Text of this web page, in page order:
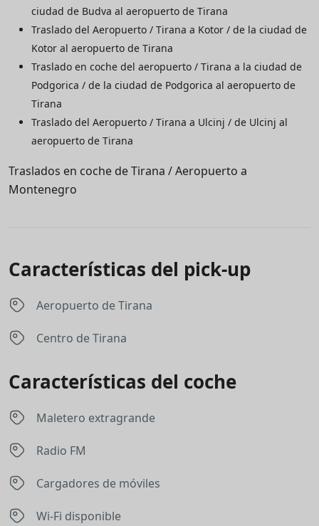
ciudad de Budva al aeropuerto de Tirana
Traslado del Aeropuerto / Tirana a Kotor / de la ciudad de
Kotor al aeropuerto de Tirana
Traslado en coche del aeropuerto / Tirana a la ciudad de
Podgorica / de la ciudad de Podgorica al aeropuerto de
Tirana
Traslado del Aeropuerto / Tirana a Ulcinj / de Ulcinj al
aeropuerto de Tirana
Traslados en coche de Tirana / Aeropuerto a
Montenegro
Características del pick-up
Aeropuerto de Tirana
Centro de Tirana
Características del coche
Maletero extragrande
Radio FM
Cargadores de móviles
Wi-Fi disponible